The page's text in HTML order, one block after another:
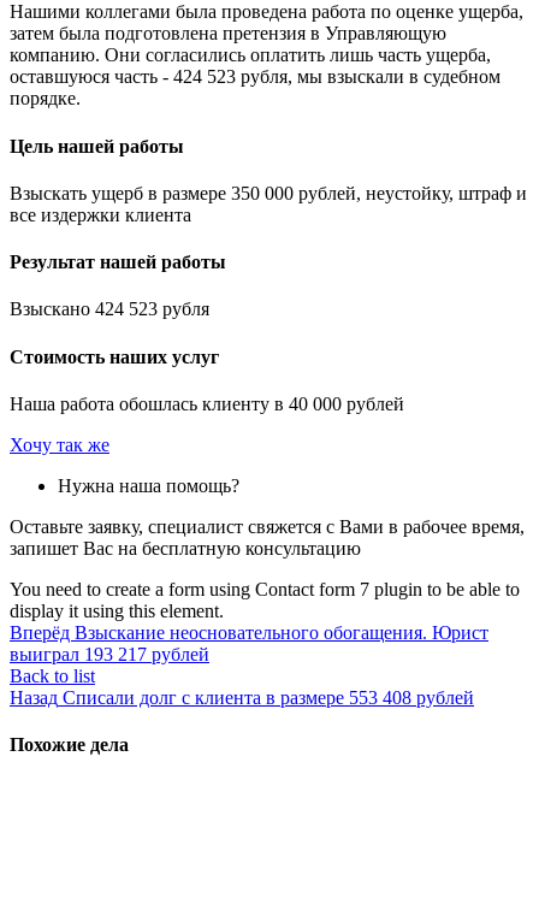
Нашими коллегами была проведена работа по оценке ущерба,
затем была подготовлена претензия в Управляющую
компанию. Они согласились оплатить лишь часть ущерба,
оставшуюся часть - 424 523 рубля, мы взыскали в судебном
порядке.
Цель нашей работы
Взыскать ущерб в размере 350 000 рублей, неустойку, штраф и
все издержки клиента
Результат нашей работы
Взыскано 424 523 рубля
Стоимость наших услуг
Наша работа обошлась клиенту в 40 000 рублей
Хочу так же
Нужна наша помощь?
Оставьте заявку, специалист свяжется с Вами в рабочее время,
запишет Вас на бесплатную консультацию
You need to create a form using Contact form 7 plugin to be able to
display it using this element.
Вперёд Взыскание неосновательного обогащения. Юрист
выиграл 193 217 рублей
Back to list
Назад Списали долг с клиента в размере 553 408 рублей
Похожие дела